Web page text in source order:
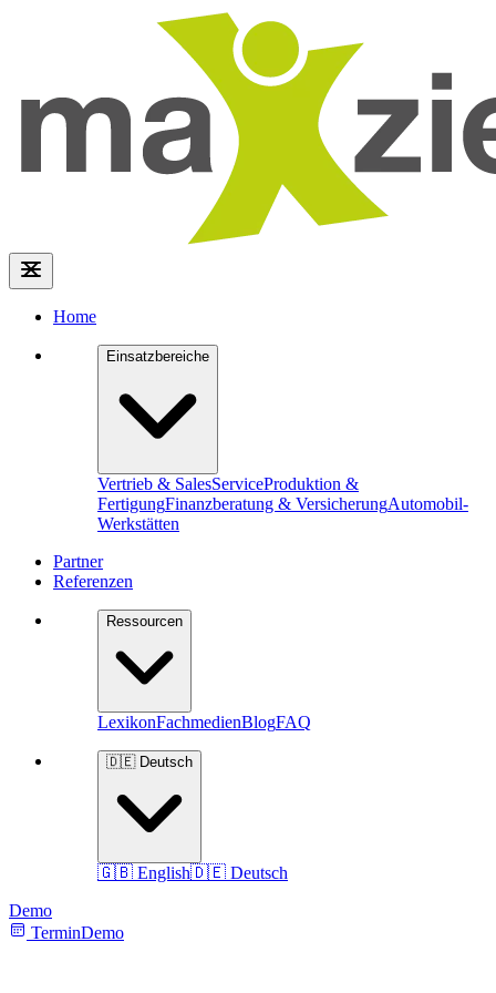
Home
Einsatzbereiche
Vertrieb & SalesServiceProduktion &
FertigungFinanzberatung & VersicherungAutomobil-
Werkstätten
Partner
Referenzen
Ressourcen
LexikonFachmedienBlogFAQ
🇩🇪 Deutsch
🇬🇧 English🇩🇪 Deutsch
Demo
TerminDemo